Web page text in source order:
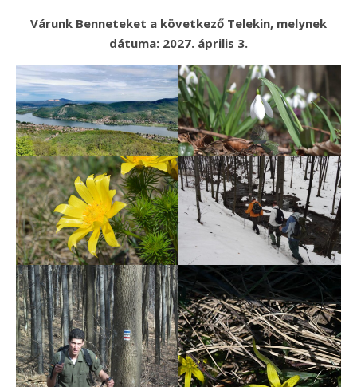
Várunk Benneteket a következő Telekin, melynek
dátuma: 2027. április 3.